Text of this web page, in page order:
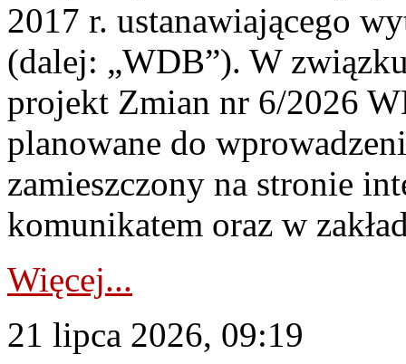
2017 r. ustanawiającego
(dalej: „WDB”). W
projekt Zmian nr 6/2026
planowane do
zamieszczony na stronie
komunikatem oraz w
Więcej...
21 lipca 2026, 09:19